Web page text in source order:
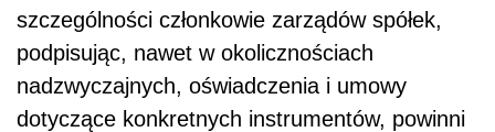
szczególności członkowie zarządów spółek,
podpisując, nawet w okolicznościach
nadzwyczajnych, oświadczenia i umowy
dotyczące konkretnych instrumentów, powinni